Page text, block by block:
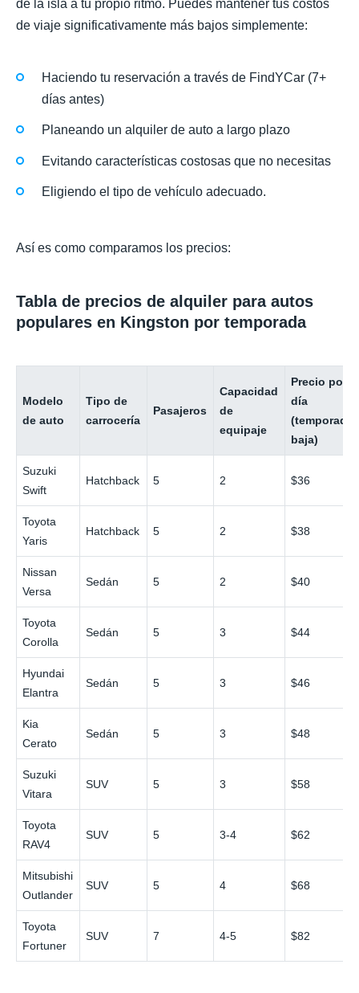
de la isla a tu propio ritmo. Puedes mantener tus costos
de viaje significativamente más bajos simplemente:
Haciendo tu reservación a través de FindYCar (7+
días antes)
Planeando un alquiler de auto a largo plazo
Evitando características costosas que no necesitas
Eligiendo el tipo de vehículo adecuado.
Así es como comparamos los precios:
Tabla de precios de alquiler para autos
populares en Kingston por temporada
Modelo
de auto
Tipo de
carrocería
Pasajeros
Capacidad
de
equipaje
Precio por
día
(temporada
baja)
Suzuki
Swift
Hatchback 5 2 $36
Toyota
Yaris
Hatchback 5 2 $38
Nissan
Versa
Sedán 5 2 $40
Toyota
Corolla
Sedán 5 3 $44
Hyundai
Elantra
Sedán 5 3 $46
Kia
Cerato
Sedán 5 3 $48
Suzuki
Vitara
SUV 5 3 $58
Toyota
RAV4
SUV 5 3-4 $62
Mitsubishi
Outlander
SUV 5 4 $68
Toyota
Fortuner
SUV 7 4-5 $82